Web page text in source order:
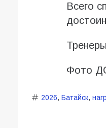
Всего
Фото
2026, Батайск,